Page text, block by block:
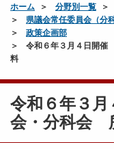
ホーム
分野別一覧
県議会常任委員会（分
政策企画部
令和６年３月４日開
料
令和６年３
会・分科会